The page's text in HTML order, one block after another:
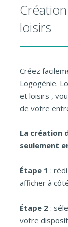
loisirs
Créez
Logogénie.
et loisirs ,
de votre
La création
seulement
Étape 1 :
afficher à
Étape 2 :
votre